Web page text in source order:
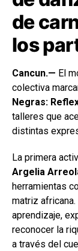
de
los
Cancun.— El
colectiva
Negras:
talleres que
distintas
La primera
Argelia
herramientas
matriz
aprendizaje,
reconocer la
a través del